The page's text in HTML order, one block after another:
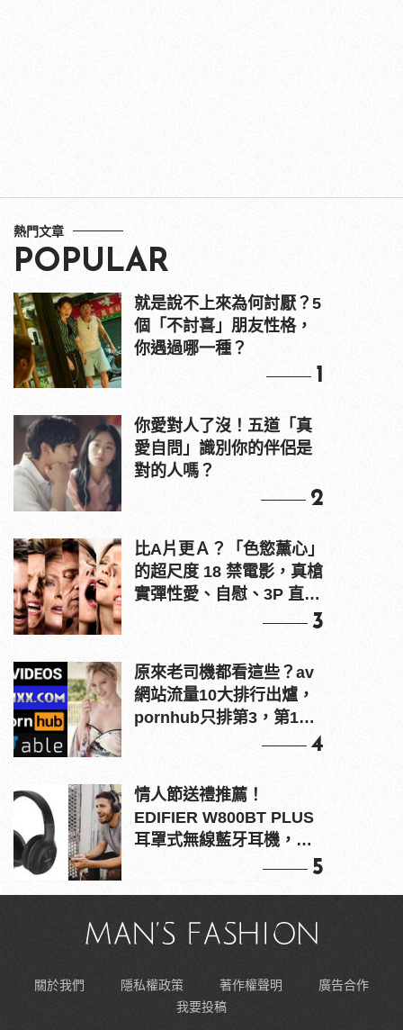
熱門文章
POPULAR
就是說不上來為何討厭？5
個「不討喜」朋友性格，
你遇過哪一種？
1
你愛對人了沒！五道「真
愛自問」識別你的伴侶是
對的人嗎？
2
比A片更Ａ？「色慾薰心」
的超尺度 18 禁電影，真槍
實彈性愛、自慰、3P 直接
3
原來老司機都看這些？av
網站流量10大排行出爐，
pornhub只排第3，第1名
4
情人節送禮推薦！
EDIFIER W800BT PLUS
耳罩式無線藍牙耳機，在
5
關於我們 隱私權政策 著作權聲明
廣告合作
我要投稿